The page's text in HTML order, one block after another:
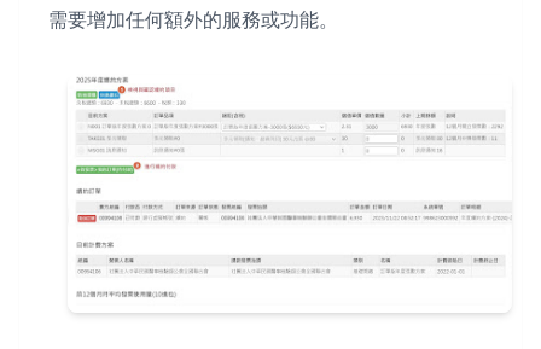
需要增加任何額外的服務或功能。